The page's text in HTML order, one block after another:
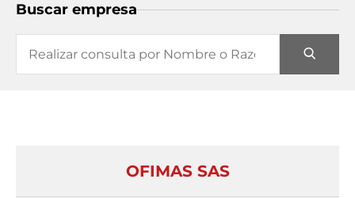
Buscar empresa
OFIMAS SAS